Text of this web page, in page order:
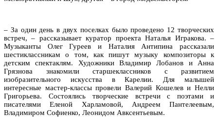
– За один день в двух поселках было проведено 12 творческих
встреч, – рассказывает куратор проекта Наталья Игракова. –
Музыканты Олег Гуреев и Наталия Антипина рассказали
шестиклассникам о том, как пишут музыку композиторы к
детским спектаклям. Художники Владимир Лобанов и Анна
Грязнова знакомили старшеклассников с развитием
изобразительного искусства в Карелии. Для малышей
интересные мастер-классы провели Валерий Кошелев и Нелли
Григорьева. Состоялись творческие встречи с поэтами и
писателями Еленой Харламовой, Андреем Пантелеевым,
Владимиром Софиенко, Леонидом Авксентьевым.